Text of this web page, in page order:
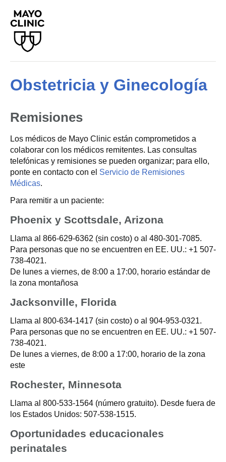
Obstetricia y Ginecología
Remisiones
Los médicos de Mayo Clinic están comprometidos a
colaborar con los médicos remitentes. Las consultas
telefónicas y remisiones se pueden organizar; para ello,
ponte en contacto con el Servicio de Remisiones
Médicas.
Para remitir a un paciente:
Phoenix y Scottsdale, Arizona
Llama al 866-629-6362 (sin costo) o al 480-301-7085.
Para personas que no se encuentren en EE. UU.: +1 507-
738-4021.
De lunes a viernes, de 8:00 a 17:00, horario estándar de
la zona montañosa
Jacksonville, Florida
Llama al 800-634-1417 (sin costo) o al 904-953-0321.
Para personas que no se encuentren en EE. UU.: +1 507-
738-4021.
De lunes a viernes, de 8:00 a 17:00, horario de la zona
este
Rochester, Minnesota
Llama al 800-533-1564 (número gratuito). Desde fuera de
los Estados Unidos: 507-538-1515.
Oportunidades educacionales
perinatales